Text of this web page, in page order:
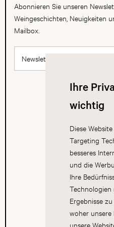
Ihre
wichtig
Diese
Targeting
besseres
und die
Ihre
Technologien
Ergebnisse
woher unsere
unsere
Abonnieren Sie unseren
Weingeschichten, Neuigkeiten
Mailbox.
Newsletter abonnieren